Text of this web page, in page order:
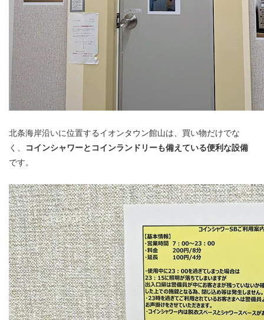
北条海岸沿いに位置するイオンタウン館山は、買い物だけでな
く、 コインシャワーとコインランドリーも備えている便利な設備
です。